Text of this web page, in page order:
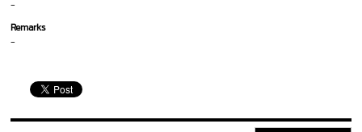
-
Remarks
-